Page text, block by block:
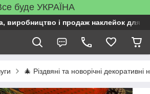
буде УКРАЇНА
виробництво і продаж наклейок для
🎄 Різдвяні та новорічні декоративні